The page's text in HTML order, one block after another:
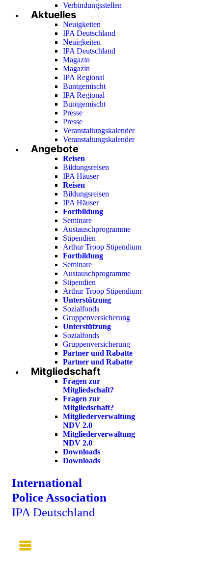
Verbindungsstellen
Aktuelles
Neuigkeiten
IPA Deutschland
Neuigkeiten
IPA Deutschland
Magazin
Magazin
IPA Regional
Buntgemischt
IPA Regional
Buntgemischt
Presse
Presse
Veranstaltungskalender
Veranstaltungskalender
Angebote
Reisen
Bildungsreisen
IPA Häuser
Reisen
Bildungsreisen
IPA Häuser
Fortbildung
Seminare
Austauschprogramme
Stipendien
Arthur Troop Stipendium
Fortbildung
Seminare
Austauschprogramme
Stipendien
Arthur Troop Stipendium
Unterstützung
Sozialfonds
Gruppenversicherung
Unterstützung
Sozialfonds
Gruppenversicherung
Partner und Rabatte
Partner und Rabatte
Mitgliedschaft
Fragen zur
Mitgliedschaft?
Fragen zur
Mitgliedschaft?
Mitgliederverwaltung
NDV 2.0
Mitgliederverwaltung
NDV 2.0
Downloads
Downloads
International
Police Association
IPA Deutschland
Main
Menu